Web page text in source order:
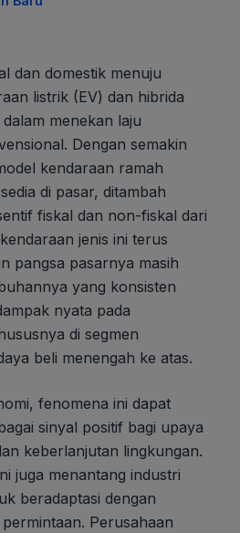
dan domestik menuju
listrik (EV) dan hibrida
menekan laju
Dengan semakin
kendaraan ramah
di pasar, ditambah
fiskal dan non-fiskal dari
jenis ini terus
pangsa pasarnya masih
yang konsisten
nyata pada
di segmen
beli menengah ke atas.
fenomena ini dapat
sinyal positif bagi upaya
keberlanjutan lingkungan.
juga menantang industri
beradaptasi dengan
Perusahaan